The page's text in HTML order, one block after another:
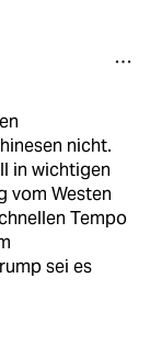
nicht.
in wichtigen
vom Westen
Tempo
sei es